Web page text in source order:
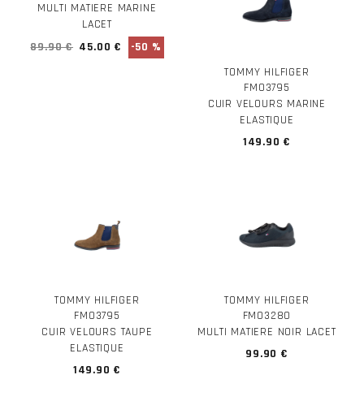
MULTI MATIERE MARINE
LACET
89.90 € 45.00 €
-50 %
TOMMY HILFIGER
FM03795
CUIR VELOURS MARINE
ELASTIQUE
149.90 €
TOMMY HILFIGER
FM03795
CUIR VELOURS TAUPE
ELASTIQUE
149.90 €
TOMMY HILFIGER
FM03280
MULTI MATIERE NOIR LACET
99.90 €